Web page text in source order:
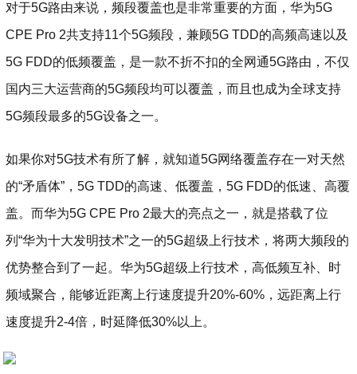
对于5G路由来说，频段覆盖也是非常重要的方面，华为5G
CPE Pro 2共支持11个5G频段，兼顾5G TDD的高频高速以及
5G FDD的低频覆盖，是一款不折不扣的全网通5G路由，不仅
国内三大运营商的5G频段均可以覆盖，而且也成为全球支持
5G频段最多的5G设备之一。
如果你对5G技术有所了解，就知道5G网络覆盖存在一对天然
的“矛盾体”，5G TDD的高速、低覆盖，5G FDD的低速、高覆
盖。而华为5G CPE Pro 2最大的亮点之一，就是搭载了位
列“华为十大发明技术”之一的5G超级上行技术，将两大频段的
优势整合到了一起。华为5G超级上行技术，高低频互补、时
频域聚合，能够近距离上行速度提升20%-60%，远距离上行
速度提升2-4倍，时延降低30%以上。